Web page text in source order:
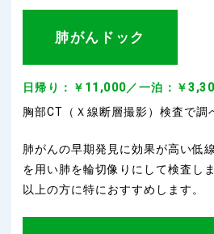
肺がんドック
日帰り：￥11,000／一泊：￥
胸部CT（Ｘ線断層撮影）検査で調
肺がんの早期発見に効果が高い低
を用い肺を輪切像りにして検査し
以上の方に特におすすめします。